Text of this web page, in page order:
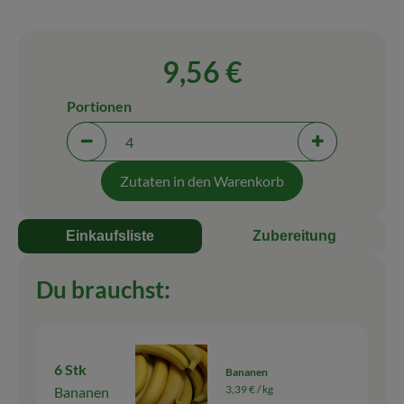
9,56 €
Portionen verringern (aktuell 4 Portionen
Portionen
Portionen
Zutaten in den Warenkorb
Einkaufsliste Zubereitung
Du brauchst:
6 Stk
Bananen
Bananen
3,39 € /kg